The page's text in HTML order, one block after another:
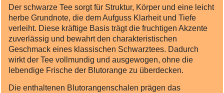
Der schwarze Tee sorgt für Struktur, Körper und eine leicht
herbe Grundnote, die dem Aufguss Klarheit und Tiefe
verleiht. Diese kräftige Basis trägt die fruchtigen Akzente
zuverlässig und bewahrt den charakteristischen
Geschmack eines klassischen Schwarztees. Dadurch
wirkt der Tee vollmundig und ausgewogen, ohne die
lebendige Frische der Blutorange zu überdecken.
Die enthaltenen Blutorangenschalen prägen das